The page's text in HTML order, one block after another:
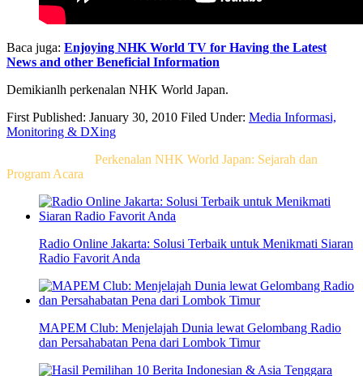
Baca juga: Enjoying NHK World TV for Having the Latest
News and other Beneficial Information
Demikianlh perkenalan NHK World Japan.
First Published: January 30, 2010 Filed Under: Media Informasi,
Monitoring & DXing
Perkenalan NHK World Japan: Sejarah dan
Program Acara
Radio Online Jakarta: Solusi Terbaik untuk Menikmati Siaran
Radio Favorit Anda
MAPEM Club: Menjelajah Dunia lewat Gelombang Radio
dan Persahabatan Pena dari Lombok Timur